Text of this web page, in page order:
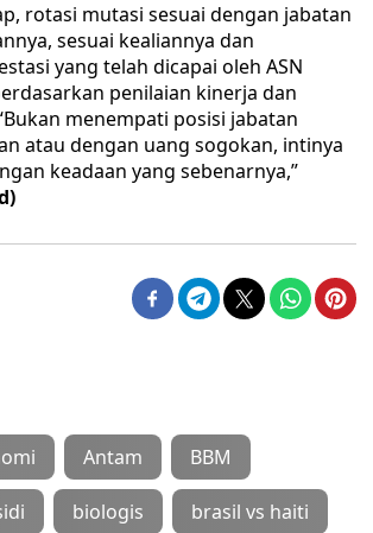
rotasi mutasi sesuai dengan jabatan
sesuai kealiannya dan
yang telah dicapai oleh ASN
penilaian kinerja dan
menempati posisi jabatan
atau dengan uang sogokan, intinya
keadaan yang sebenarnya,”
Antam BBM
biologis brasil vs haiti